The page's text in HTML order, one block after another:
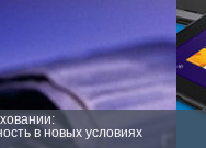
в новых условиях